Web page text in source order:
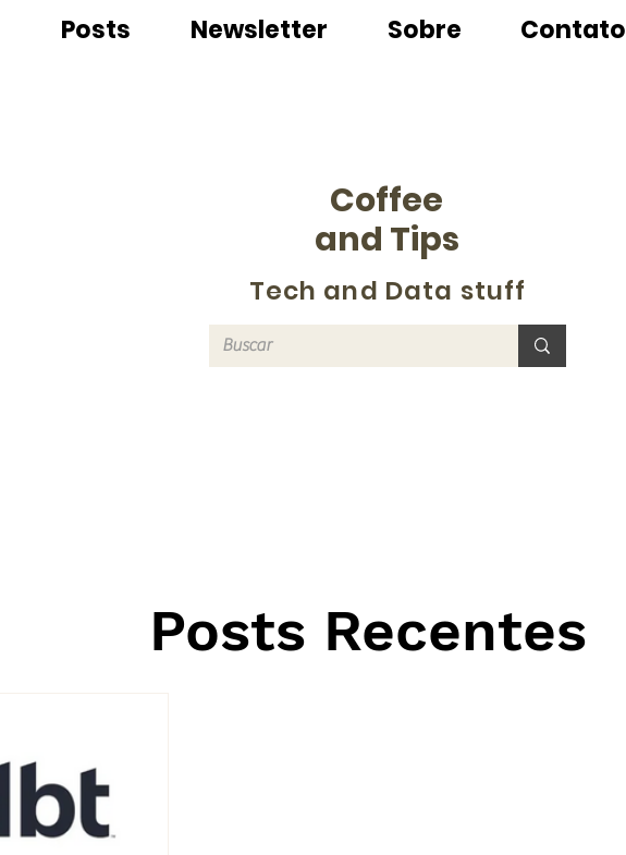
Posts Newsletter Sobre Contato
Coffee
and Tips
Tech and Data stuff
Posts Recentes